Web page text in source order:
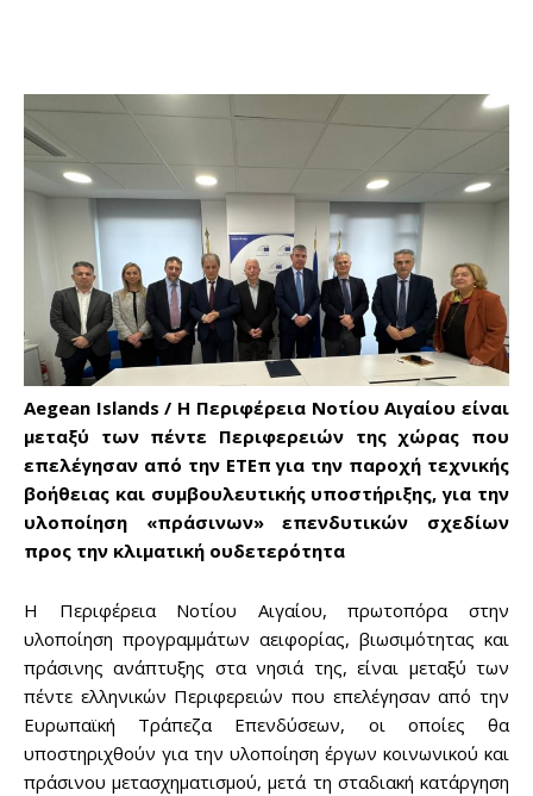
Aegean Islands / Η Περιφέρεια Νοτίου Αιγαίου είναι
μεταξύ των πέντε Περιφερειών της χώρας που
επελέγησαν από την ΕΤΕπ για την παροχή τεχνικής
βοήθειας και συμβουλευτικής υποστήριξης, για την
υλοποίηση «πράσινων» επενδυτικών σχεδίων
προς την κλιματική ουδετερότητα
Η Περιφέρεια Νοτίου Αιγαίου, πρωτοπόρα στην
υλοποίηση προγραμμάτων αειφορίας, βιωσιμότητας και
πράσινης ανάπτυξης στα νησιά της, είναι μεταξύ των
πέντε ελληνικών Περιφερειών που επελέγησαν από την
Ευρωπαϊκή Τράπεζα Επενδύσεων, οι οποίες θα
υποστηριχθούν για την υλοποίηση έργων κοινωνικού και
πράσινου μετασχηματισμού, μετά τη σταδιακή κατάργηση